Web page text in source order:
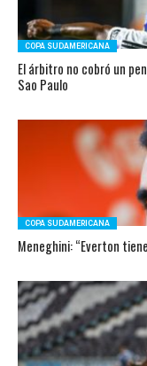
COPA SUDAMERICANA
El árbitro no cobró un
Sao Paulo
COPA SUDAMERICANA
Meneghini: “Everton